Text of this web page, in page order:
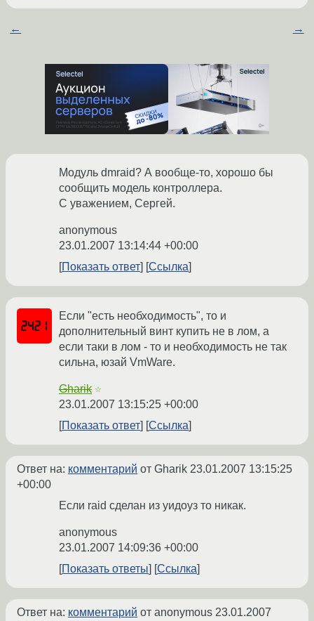
← →
Модуль dmraid? А вообще-то, хорошо бы
сообщить модель контроллера.
С уважением, Сергей.
anonymous
23.01.2007 13:14:44 +00:00
Показать ответ
Ссылка
Если "есть необходимость", то и
дополнительный винт купить не в лом, а
если таки в лом - то и необходимость не так
сильна, юзай VmWare.
Gharik ☆
23.01.2007 13:15:25 +00:00
Показать ответ
Ссылка
Ответ на: комментарий от Gharik 23.01.2007 13:15:25
+00:00
Если raid сделан из уидоуз то никак.
anonymous
23.01.2007 14:09:36 +00:00
Показать ответы
Ссылка
Ответ на: комментарий от anonymous 23.01.2007